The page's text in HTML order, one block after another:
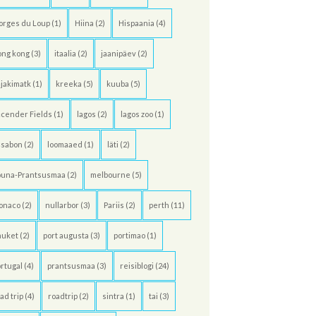
du Loup(1) Hiina (2) Hispaania (4)
kong(3) itaalia (2) jaanipäev(2)
(1) kreeka (5) kuuba (5)
Fields (1) lagos (2) lagos zoo(1)
(2) loomaaed (1) läti (2)
Prantsusmaa (2) melbourne (5)
(2) nullarbor(3) Pariis (2) perth (11)
(2) port augusta (3) portimao(1)
(4) prantsusmaa (3) reisiblogi (24)
trip(4) roadtrip(2) sintra (1) tai (3)